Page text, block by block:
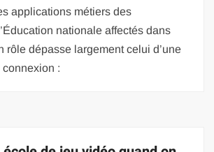
applications métiers des
nationale affectés dans
rôle dépasse largement celui d’une
: